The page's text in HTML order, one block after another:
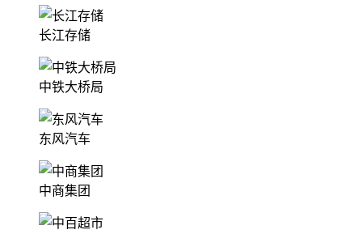
长江存储
中铁大桥局
东风汽车
中商集团